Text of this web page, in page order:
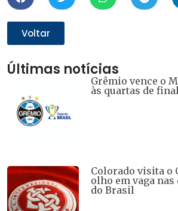
Voltar
Últimas notícias
Grêmio vence o
às quartas de
Colorado visita o
olho em vaga nas
do Brasil